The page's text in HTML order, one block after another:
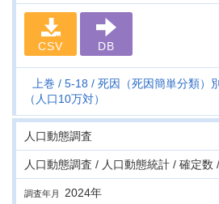
CSV DB
上巻 5-18
死因（死因簡単分類）
（人口10万対）
人口動態調査
人口動態調査 / 人口動態統計 / 確定数
調査年月 2024年